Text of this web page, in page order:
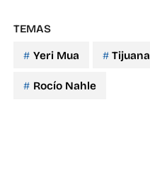
TEMAS
Yeri Mua Tijuana
Rocío Nahle